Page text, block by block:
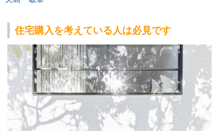
住宅購入を考えている人は必見です